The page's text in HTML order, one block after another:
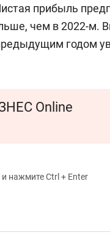
прибыль
чем в 2022-м.
годом
Online
нажмите Ctrl + Enter